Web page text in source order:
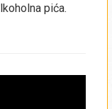
pića.